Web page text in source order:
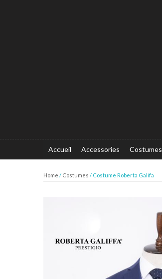
Accueil Accessories Costumes
Home / Costumes / Costume Roberta Galifa